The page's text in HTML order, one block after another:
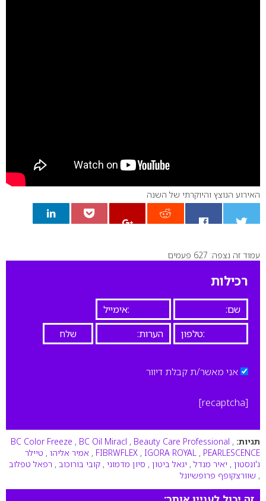
האירוע הנוצץ והיוקרתי של השנה
0
עמוד זה נצפה: 627 פעמים
רכילות
אני מאשר/ת קבלת דיוור
[recaptcha]
תגיות: BC Color Freeze , BC Oil Miracl , Beauty Care Professional ,
FIBRWFLEX , IGORA ROYAL , PEARLESCENCE
, אמיר אליהו , טיילר
ג'ונסטון , יאיר מנדל , יגאל ביטון , סיון מדמוני , קובי בורוכוב , רפאל טפלוב
, שוורצקופף פרופשיונל